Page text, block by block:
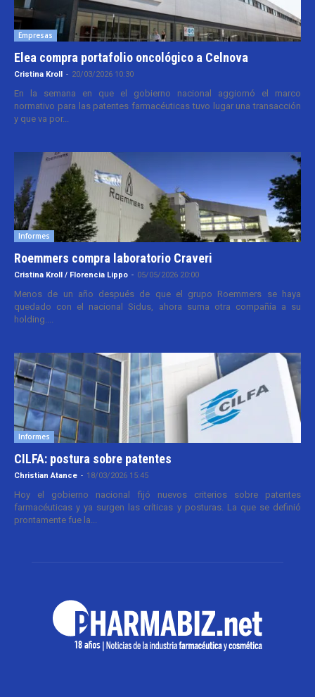
Empresas
Elea compra portafolio oncológico a Celnova
Cristina Kroll - 20/03/2026 10:30
En la semana en que el gobierno nacional aggiornó el marco
normativo para las patentes farmacéuticas tuvo lugar una transacción
y que va por...
Informes
Roemmers compra laboratorio Craveri
Cristina Kroll / Florencia Lippo - 05/05/2026 20:00
Menos de un año después de que el grupo Roemmers se haya
quedado con el nacional Sidus, ahora suma otra compañía a su
holding....
Informes
CILFA: postura sobre patentes
Christian Atance - 18/03/2026 15:45
Hoy el gobierno nacional fijó nuevos criterios sobre patentes
farmacéuticas y ya surgen las críticas y posturas. La que se definió
prontamente fue la...